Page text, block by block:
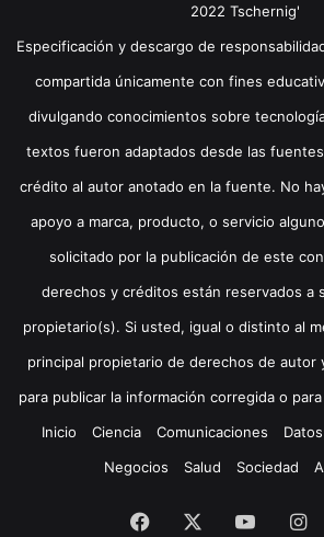
2022 Tschernig'
Especificación y descargo de
compartida únicamente con fines
divulgando conocimientos sobre
textos fueron adaptados desde las
crédito al autor anotado en la fuente. No
apoyo a marca, producto, o servicio
solicitado por la publicación de este
derechos y créditos están reservados a
propietario(s). Si usted, igual o distinto al
principal propietario de derechos de autor
para publicar la información corregida o
Inicio
Ciencia Comunicaciones Datos
Negocios
Salud Sociedad
Facebook YouTube